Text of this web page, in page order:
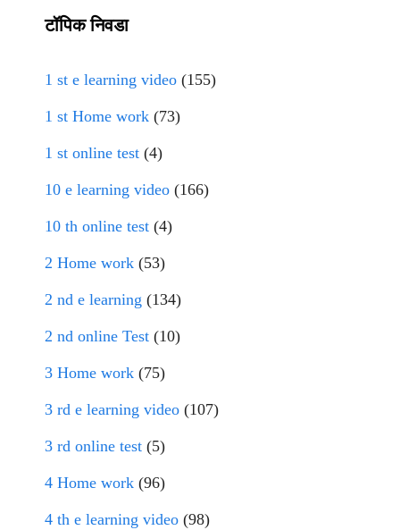
टॉपिक निवडा
1 st e learning video (155)
1 st Home work (73)
1 st online test (4)
10 e learning video (166)
10 th online test (4)
2 Home work (53)
2 nd e learning (134)
2 nd online Test (10)
3 Home work (75)
3 rd e learning video (107)
3 rd online test (5)
4 Home work (96)
4 th e learning video (98)